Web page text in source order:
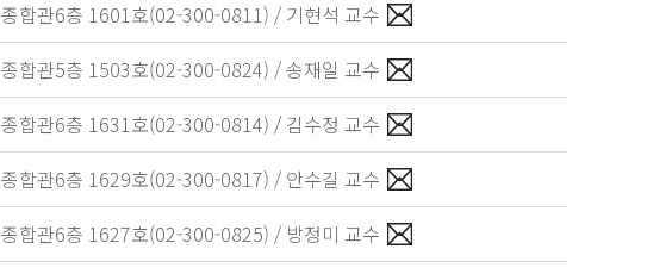
종합관6층 1601호(02-300-0811) / 기현석 교수
종합관5층 1503호(02-300-0824) / 송재일 교수
종합관6층 1631호(02-300-0814) / 김수정 교수
종합관6층 1629호(02-300-0817) / 안수길 교수
종합관6층 1627호(02-300-0825) / 방정미 교수